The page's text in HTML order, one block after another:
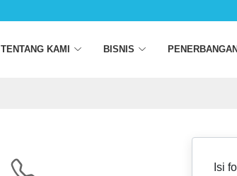
TENTANG KAMI BISNIS PENERBANGAN
Isi